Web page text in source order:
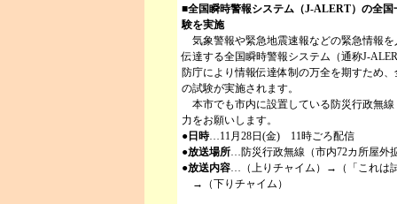
■全国瞬時警報システム（J-ALERT）の全国
験を実施
気象警報や緊急地震速報などの緊急情報
伝達する全国瞬時警報システム（通称J-
防庁により情報伝達体制の万全を期すため
の試験が実施されます。
本市でも市内に設置している防災行政無
力をお願いします。
● 日時…11月28日(金) 11時ごろ配信
●放送場所…防災行政無線（市内72カ所屋外
●放送内容…（上りチャイム）→（「これは
→（下りチャイム）